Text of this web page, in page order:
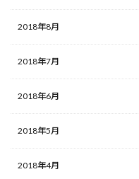
2018年8月
2018年7月
2018年6月
2018年5月
2018年4月